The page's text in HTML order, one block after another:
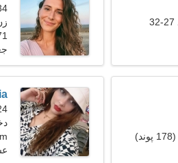
34 سال,
171 سانتی
24